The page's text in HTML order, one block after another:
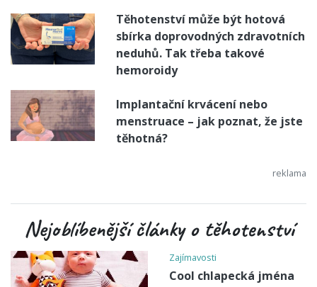
Těhotenství může být hotová
sbírka doprovodných zdravotních
neduhů. Tak třeba takové
hemoroidy
Implantační krvácení nebo
menstruace – jak poznat, že jste
těhotná?
Nejoblíbenější články o těhotenství
Zajímavosti
Cool chlapecká jména